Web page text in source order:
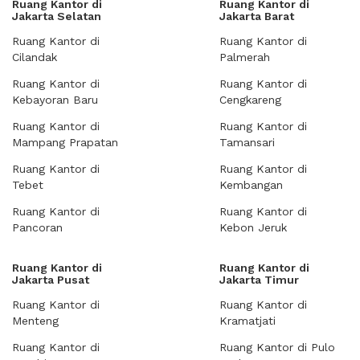
Ruang Kantor di
Jakarta Selatan
Ruang Kantor di
Cilandak
Ruang Kantor di
Kebayoran Baru
Ruang Kantor di
Mampang Prapatan
Ruang Kantor di
Tebet
Ruang Kantor di
Pancoran
Ruang Kantor di
Jakarta Barat
Ruang Kantor di
Palmerah
Ruang Kantor di
Cengkareng
Ruang Kantor di
Tamansari
Ruang Kantor di
Kembangan
Ruang Kantor di
Kebon Jeruk
Ruang Kantor di
Jakarta Pusat
Ruang Kantor di
Menteng
Ruang Kantor di
Ruang Kantor di
Jakarta Timur
Ruang Kantor di
Kramatjati
Ruang Kantor di Pulo